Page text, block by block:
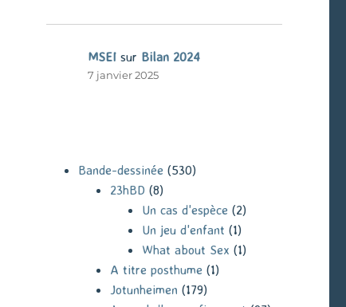
MSEIsur Bilan 2024
7 janvier 2025
Bande-dessinée (530)
23hBD (8)
Un cas d'espèce (2)
Un jeu d'enfant (1)
What about Sex (1)
A titre posthume (1)
Jotunheimen (179)